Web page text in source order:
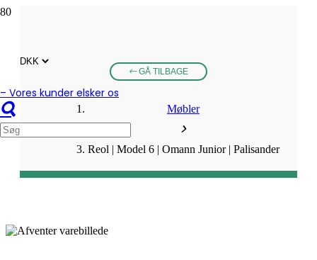
– Vores kunder elsker os
GÅ TILBAGE
Møbler
Reol | Model 6 | Omann Junior | Palisander